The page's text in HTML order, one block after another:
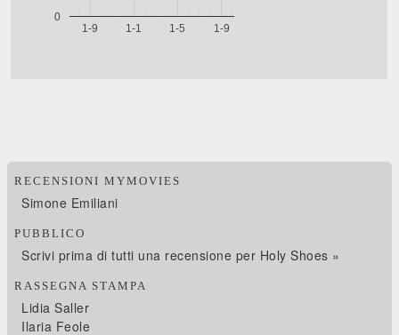
RECENSIONI MYMOVIES
Simone Emiliani
PUBBLICO
Scrivi prima di tutti una recensione per Holy Shoes »
RASSEGNA STAMPA
Lidia Saller
Ilaria Feole